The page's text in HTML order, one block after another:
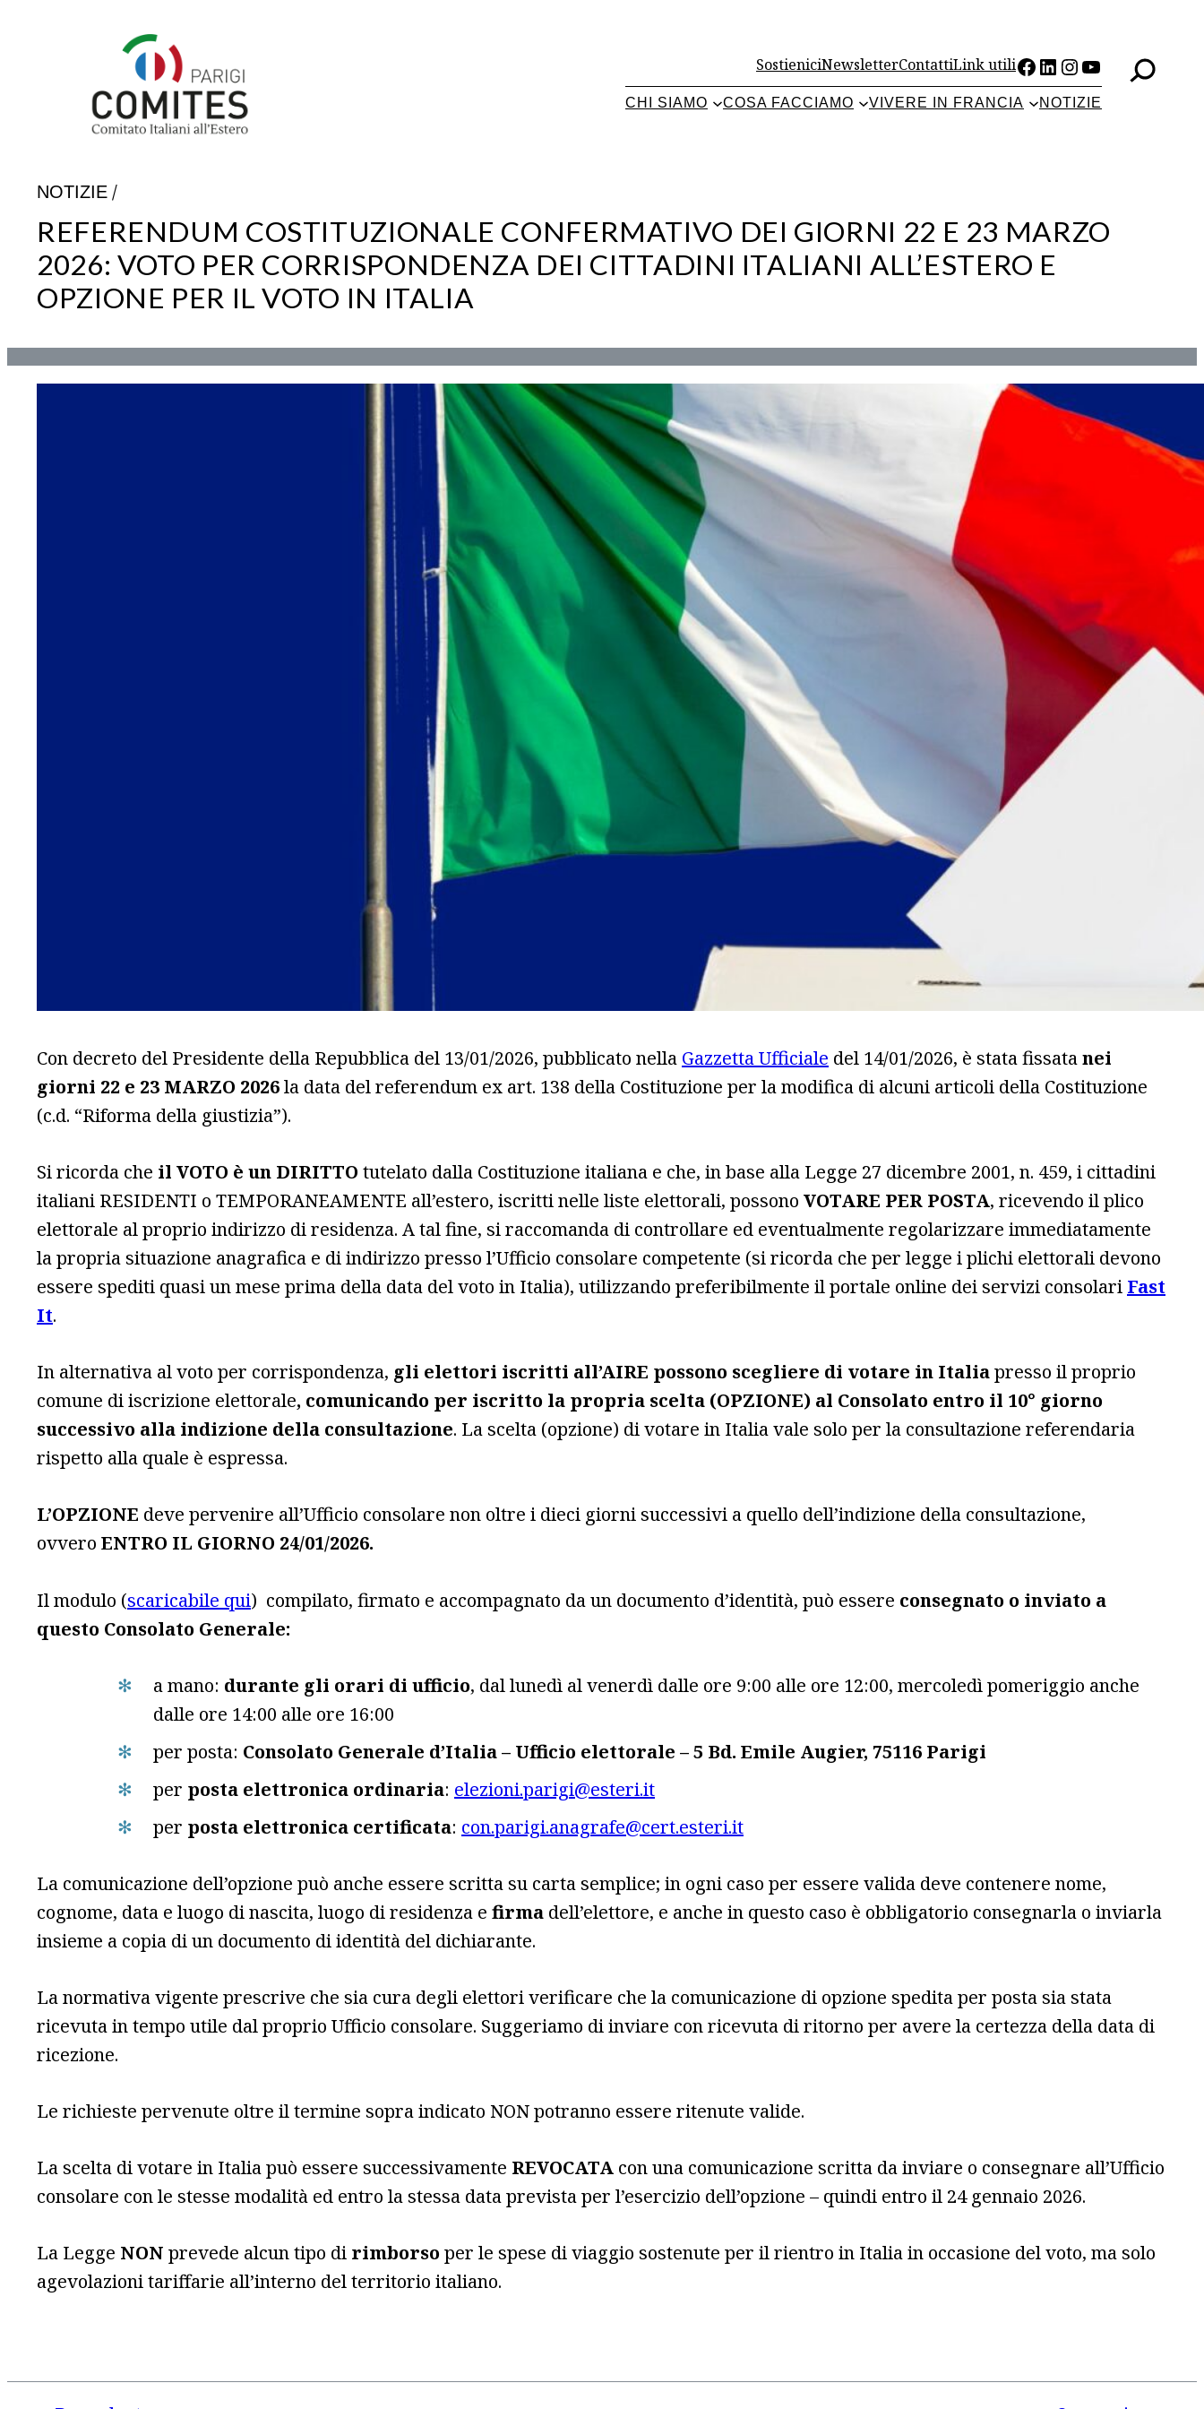
SostieniciNewsletterContattiLink utiliFacebook
LinkedIn
Instagram
YouTube
CHI SIAMO COSA FACCIAMO VIVERE IN FRANCIA NOTIZIE
NOTIZIE /
REFERENDUM COSTITUZIONALE CONFERMATIVO DEI GIORNI 22 E 23 MARZO
2026: VOTO PER CORRISPONDENZA DEI CITTADINI ITALIANI ALL’ESTERO E
OPZIONE PER IL VOTO IN ITALIA
Con decreto del Presidente della Repubblica del 13/01/2026, pubblicato nella Gazzetta Ufficiale del 14/01/2026, è stata fissatanei
giorni 22 e 23 MARZO 2026la data del referendum ex art. 138 della Costituzione per la modifica di alcuni articoli della Costituzione
(c.d. “Riforma della giustizia”).
Si ricorda che il VOTO è un DIRITTO tutelato dalla Costituzione italiana e che, in base alla Legge 27 dicembre 2001, n. 459, i cittadini
italiani RESIDENTI o TEMPORANEAMENTE all’estero, iscritti nelle liste elettorali, possono VOTARE PER POSTA, ricevendo il plico
elettorale al proprio indirizzo di residenza. A tal fine, si raccomanda di controllare ed eventualmente regolarizzare immediatamente
la propria situazione anagrafica e di indirizzo presso l’Ufficio consolare competente (si ricorda che per legge i plichi elettorali devono
essere spediti quasi un mese prima della data del voto in Italia), utilizzando preferibilmente il portale online dei servizi consolari Fast
It.
In alternativa al voto per corrispondenza, gli elettori iscritti all’AIRE possono scegliere di votare in Italiapresso il proprio
comune di iscrizione elettorale, comunicando per iscritto la propria scelta (OPZIONE) al Consolato entro il 10° giorno
successivo alla indizione della consultazione. La scelta (opzione) di votare in Italia vale solo per la consultazione referendaria
rispetto alla quale è espressa.
L’OPZIONE deve pervenire all’Ufficio consolare non oltre i dieci giorni successivi a quello dell’indizione della consultazione,
ovvero ENTRO IL GIORNO 24/01/2026.
Il modulo (scaricabile qui) compilato, firmato e accompagnato da un documento d’identità, può essere consegnato o inviato a
questo Consolato Generale:
a mano: durante gli orari di ufficio, dal lunedì al venerdì dalle ore 9:00 alle ore 12:00, mercoledì pomeriggio anche
dalle ore 14:00 alle ore 16:00
per posta: Consolato Generale d’Italia – Ufficio elettorale – 5 Bd. Emile Augier, 75116 Parigi
per posta elettronica ordinaria: elezioni.parigi@esteri.it
per posta elettronica certificata: con.parigi.anagrafe@cert.esteri.it
La comunicazione dell’opzione può anche essere scritta su carta semplice; in ogni caso per essere valida deve contenere nome,
cognome, data e luogo di nascita, luogo di residenza e firma dell’elettore, e anche in questo caso è obbligatorio consegnarla o inviarla
insieme a copia di un documento di identità del dichiarante.
La normativa vigente prescrive che sia cura degli elettori verificare che la comunicazione di opzione spedita per posta sia stata
ricevuta in tempo utile dal proprio Ufficio consolare. Suggeriamo di inviare con ricevuta di ritorno per avere la certezza della data di
ricezione.
Le richieste pervenute oltre il termine sopra indicato NON potranno essere ritenute valide.
La scelta di votare in Italia può essere successivamente REVOCATA con una comunicazione scritta da inviare o consegnare all’Ufficio
consolare con le stesse modalità ed entro la stessa data prevista per l’esercizio dell’opzione – quindi entro il 24 gennaio 2026.
La Legge NON prevede alcun tipo di rimborso per le spese di viaggio sostenute per il rientro in Italia in occasione del voto, ma solo
agevolazioni tariffarie all’interno del territorio italiano.